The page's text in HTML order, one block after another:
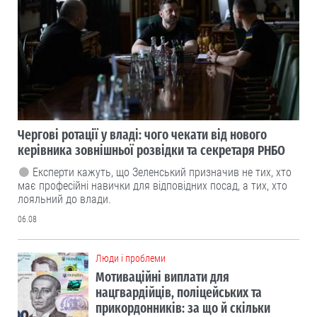
Чергові ротації у владі: чого чекати від нового
керівника зовнішньої розвідки та секретаря РНБО
Експерти кажуть, що Зеленський призначив не тих, хто
має професійні навички для відповідних посад, а тих, хто
лояльний до влади.
06.08
Люди і проблеми
Мотиваційні виплати для
нацгвардійців, поліцейських та
прикордонників: за що й скільки